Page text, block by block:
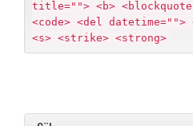
title=""> <b>
<code> <del
<s> <strike> <strong>